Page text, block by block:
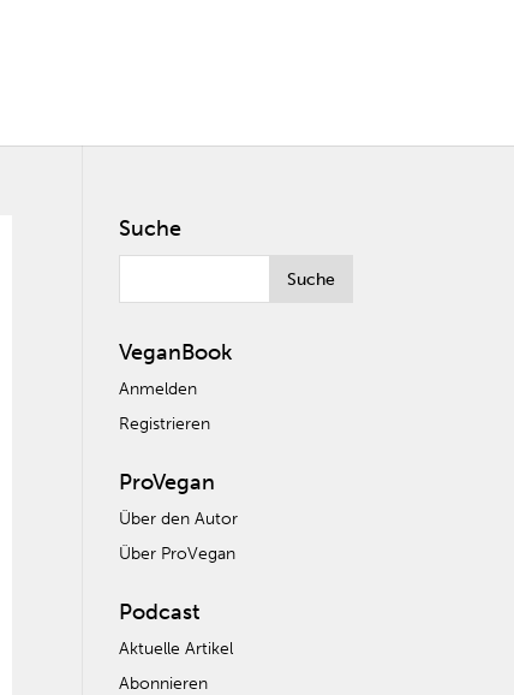
Suche
VeganBook
Anmelden
Registrieren
ProVegan
Über den Autor
Über ProVegan
Podcast
Aktuelle Artikel
Abonnieren